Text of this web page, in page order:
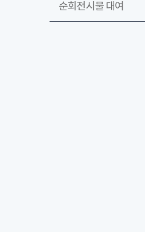
순회전시물 대여